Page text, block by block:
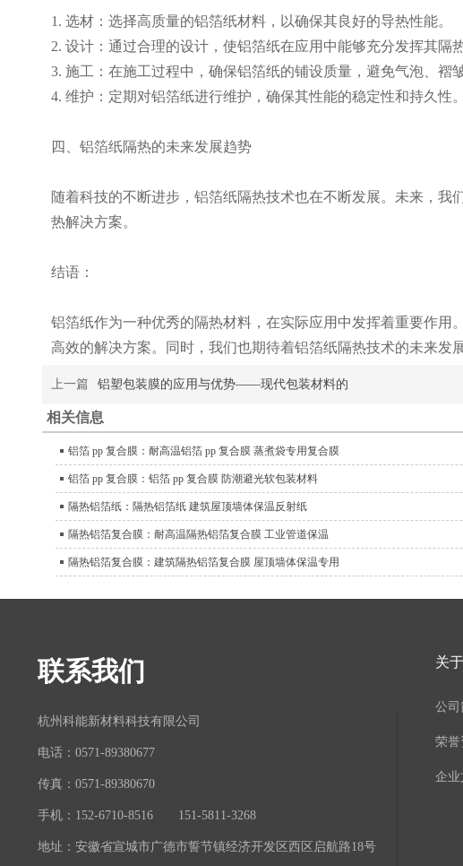
1. 选材：选择高质量的铝箔纸材料，以确保其良好的导热性能。
2. 设计：通过合理的设计，使铝箔纸在应用中能够充分发挥其隔
3. 施工：在施工过程中，确保铝箔纸的铺设质量，避免气泡、褶
4. 维护：定期对铝箔纸进行维护，确保其性能的稳定性和持久性。
四、铝箔纸隔热的未来发展趋势
随着科技的不断进步，铝箔纸隔热技术也在不断发展。未来，
热解决方案。
结语：
铝箔纸作为一种优秀的隔热材料，在实际应用中发挥着重要作用
高效的解决方案。同时，我们也期待着铝箔纸隔热技术的未来发
上一篇 铝塑包装膜的应用与优势——现代包装材料的
相关信息
铝箔 pp 复合膜：耐高温铝箔 pp 复合膜 蒸煮袋专用复合膜
铝箔 pp 复合膜：铝箔 pp 复合膜 防潮避光软包装材料
隔热铝箔纸：隔热铝箔纸 建筑屋顶墙体保温反射纸
隔热铝箔复合膜：耐高温隔热铝箔复合膜 工业管道保温
隔热铝箔复合膜：建筑隔热铝箔复合膜 屋顶墙体保温专用
关
公司
荣誉
企业
联系我们
杭州科能新材料科技有限公司
电话：0571-89380677
传真：0571-89380670
手机：152-6710-8516 151-5811-3268
地址：安徽省宣城市广德市誓节镇经济开发区西区启航路18号